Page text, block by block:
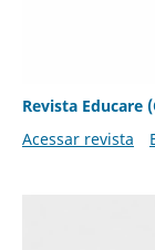
Revista Educare
Acessar revista